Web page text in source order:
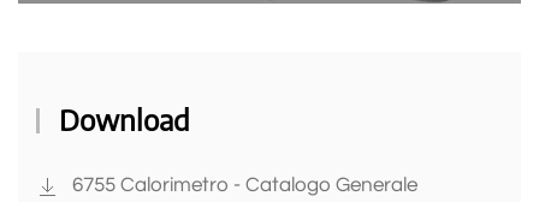
Download
6755 Calorimetro - Catalogo Generale